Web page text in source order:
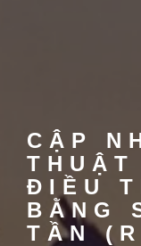
CẬP
ĐIỀU
BẰNG
TẦN